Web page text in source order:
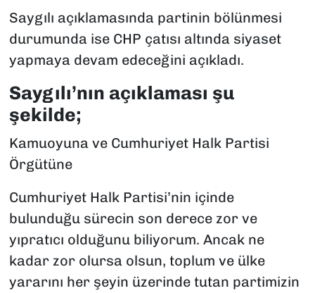
Saygılı açıklamasında partinin bölünmesi
durumunda ise CHP çatısı altında siyaset
yapmaya devam edeceğini açıkladı.
Saygılı’nın açıklaması şu
şekilde;
Kamuoyuna ve Cumhuriyet Halk Partisi
Örgütüne
Cumhuriyet Halk Partisi’nin içinde
bulunduğu sürecin son derece zor ve
yıpratıcı olduğunu biliyorum. Ancak ne
kadar zor olursa olsun, toplum ve ülke
yararını her şeyin üzerinde tutan partimizin